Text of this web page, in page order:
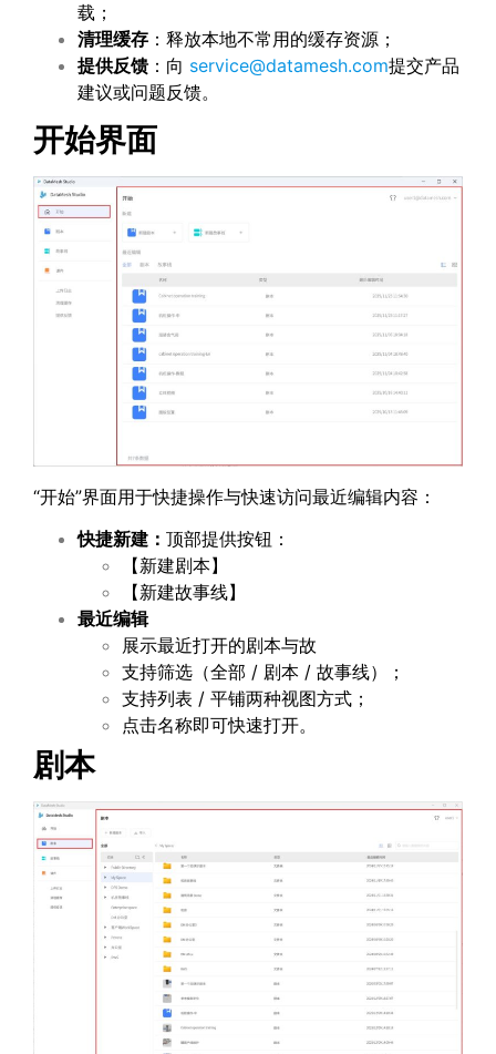
载；
清理缓存 ：释放本地不常用的缓存资源；
提供反馈 ：向 service@datamesh.com提交产品
建议或问题反馈。
开始界面
“开始”界面用于快捷操作与快速访问最近编辑内容：
快捷新建： 顶部提供按钮：
【新建剧本】
【新建故事线】
最近编辑
展示最近打开的剧本与故
支持筛选（全部 / 剧本 / 故事线）；
支持列表 / 平铺两种视图方式；
点击名称即可快速打开。
剧本